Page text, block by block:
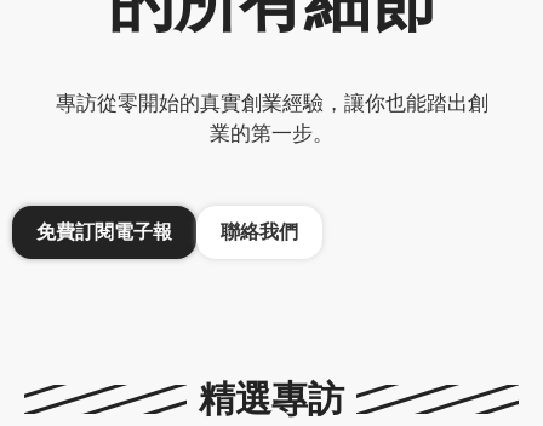
專訪從零開始的真實創業經驗，讓你也能踏出創
業的第一步。
免費訂閱電子報 聯絡我們
精選專訪